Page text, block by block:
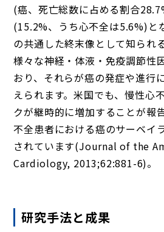
(癌、死亡総数に占める割合
(15.2%、うち心不全は5.6%)と
の共通した終末像として知られ
様々な神経・体液・免疫調節性
おり、それらが癌の発症や進行
えられます。米国でも、慢性心
クが継時的に増加することが報
不全患者における癌のサーベイ
されています(Journal of the
Cardiology, 2013;62:881-6)。
研究手法と成果